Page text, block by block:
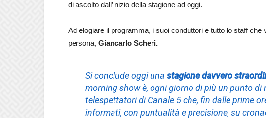
di ascolto dall’inizio della stagione ad oggi.
Ad elogiare il programma, i suoi conduttori e tutto lo staff che
persona, Giancarlo Scheri.
Si conclude oggi una stagione davvero
morning show è, ogni giorno di più un punto
telespettatori di Canale 5 che, fin dalle prime
informati, con puntualità e precisione, su